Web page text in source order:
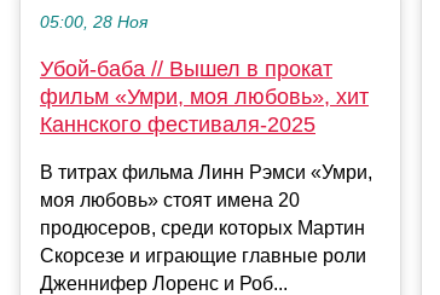
05:00, 28 Ноя
Убой-баба // Вышел в прокат
фильм «Умри, моя любовь», хит
Каннского фестиваля-2025
В титрах фильма Линн Рэмси «Умри,
моя любовь» стоят имена 20
продюсеров, среди которых Мартин
Скорсезе и играющие главные роли
Дженнифер Лоренс и Роб...